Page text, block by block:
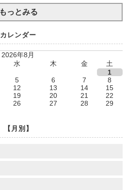
もっとみる
カレンダー
2026年8月
水 木 金
土
1
5 6 7
8
12 13 14
15
19 20 21
22
26 27 28
29
【月別】